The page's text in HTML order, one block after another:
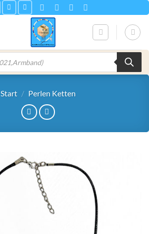
Start / Perlen Ketten